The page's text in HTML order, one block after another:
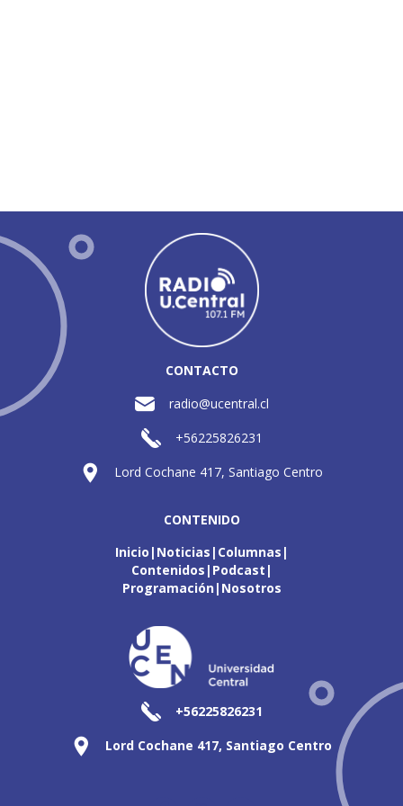
CONTACTO
radio@ucentral.cl
+56225826231
Lord Cochane 417, Santiago Centro
CONTENIDO
Inicio Noticias Columnas
Contenidos Podcast
Programación Nosotros
+56225826231
Lord Cochane 417, Santiago Centro